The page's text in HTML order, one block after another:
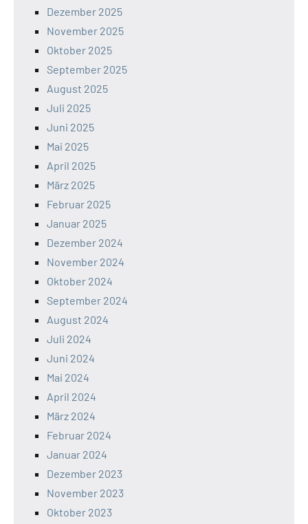
Dezember 2025
November 2025
Oktober 2025
September 2025
August 2025
Juli 2025
Juni 2025
Mai 2025
April 2025
März 2025
Februar 2025
Januar 2025
Dezember 2024
November 2024
Oktober 2024
September 2024
August 2024
Juli 2024
Juni 2024
Mai 2024
April 2024
März 2024
Februar 2024
Januar 2024
Dezember 2023
November 2023
Oktober 2023